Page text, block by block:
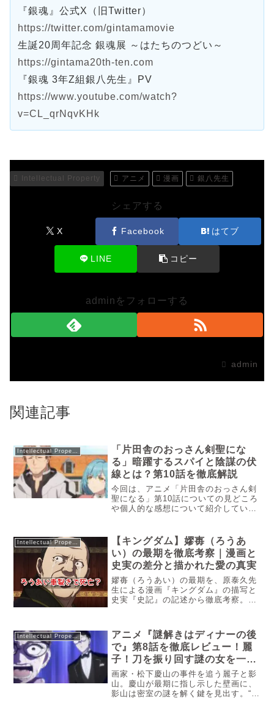
『銀魂』公式X（旧Twitter）
https://twitter.com/gintamamovie
生誕20周年記念 銀魂展 ～はたちのつどい～
https://gintama20th-ten.com
『銀魂 3年Z組銀八先生』PV
https://www.youtube.com/watch?
v=CL_qrNqvKHk
Intellectual Property アニメ 漫画 銀八先生
シェアする
X Facebook はてブ
LINE コピー
adminをフォローする
admin
関連記事
「片田舎のおっさん剣聖にな
る」暗躍するスパイと陰謀の伏
線とは？第10話を徹底解説
今回は、アニメ「片田舎のおっさん剣
聖になる」第10話についての見どころ
や個人的な感想について紹介していき
ンドヤードバニアの教会騎士団、その
副団長の任に就く者はベリルのかつ...
Intellectual Property
【キングダム】嫪毐（ろうあ
い）の最期を徹底考察｜漫画と
史実の差分と描かれた愛の真実
嫪毐（ろうあい）の最期を、原泰久先
生による漫画『キングダム』の描写と
史実『史記』の記述から徹底考察。凄
ングダム』。その中でも、読者の心に
深く刻まれたエピソードの一つが「毐
国...
Intellectual Property
アニメ『謎解きはディナーの後
で』第8話を徹底レビュー！麗
子！刀を振り回す謎の女を一瞬
で制圧！！
画家・松下慶⼭の事件を追う麗⼦と影
⼭。慶⼭が最期に指し⽰した壁画に、
影⼭は密室の謎を解く鍵を⾒出す。“こ